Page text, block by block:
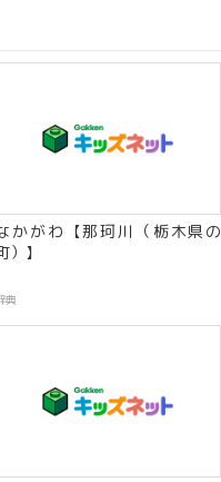
かがわ【那珂川（栃木県の
）】
典